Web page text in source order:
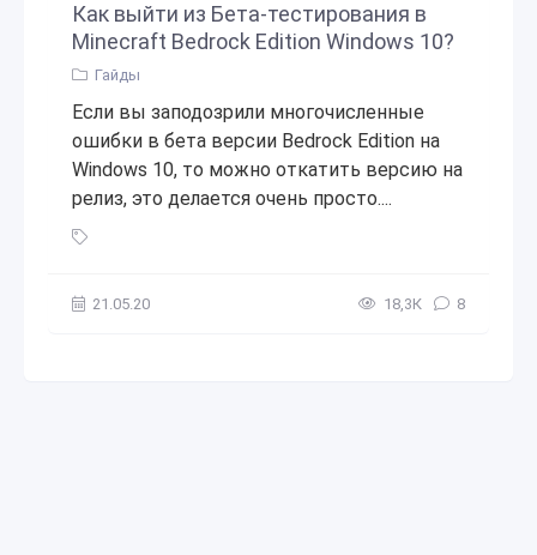
Как выйти из Бета-тестирования в
Minecraft Bedrock Edition Windows 10?
Гайды
Если вы заподозрили многочисленные
ошибки в бета версии Bedrock Edition на
Windows 10, то можно откатить версию на
релиз, это делается очень просто....
21.05.20 18,3К 8